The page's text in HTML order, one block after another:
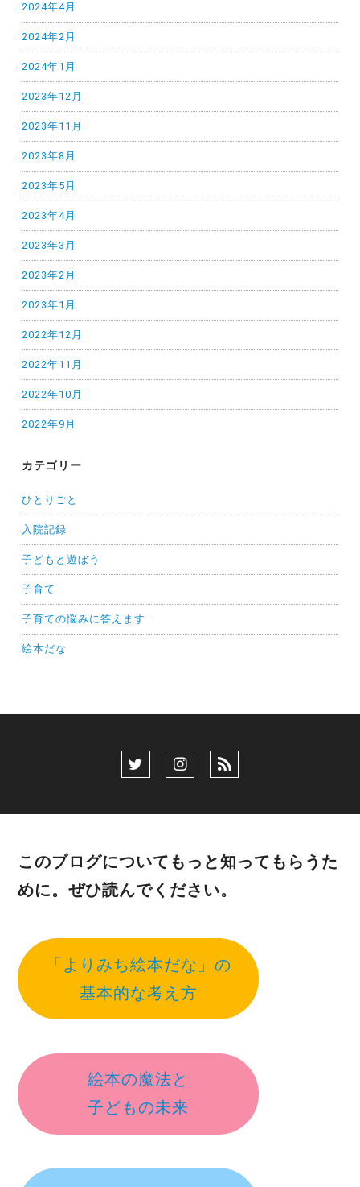
2024年4月
2024年2月
2024年1月
2023年12月
2023年11月
2023年8月
2023年5月
2023年4月
2023年3月
2023年2月
2023年1月
2022年12月
2022年11月
2022年10月
2022年9月
カテゴリー
ひとりごと
入院記録
子どもと遊ぼう
子育て
子育ての悩みに答えます
絵本だな
このブログについてもっと知ってもらうた
めに。ぜひ読んでください。
「よりみち絵本だな」の
基本的な考え方
絵本の魔法と
子どもの未来